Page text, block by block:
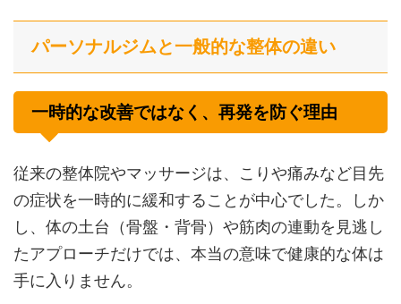
パーソナルジムと一般的な整体の違い
一時的な改善ではなく、再発を防ぐ理由
従来の整体院やマッサージは、こりや痛みなど目先
の症状を一時的に緩和することが中心でした。しか
し、体の土台（骨盤・背骨）や筋肉の連動を見逃し
たアプローチだけでは、本当の意味で健康的な体は
手に入りません。